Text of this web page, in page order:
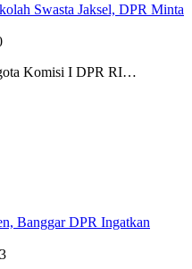
Swasta Jaksel, DPR Minta
Komisi I DPR RI…
Banggar DPR Ingatkan